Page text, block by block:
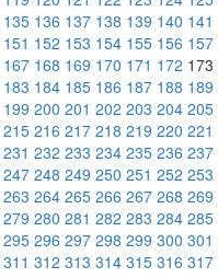
135 136 137 138 139 140 141
151 152 153 154 155 156 157
167 168 169 170 171 172 173
183 184 185 186 187 188 189
199 200 201 202 203 204 205
215 216 217 218 219 220 221
231 232 233 234 235 236 237
247 248 249 250 251 252 253
263 264 265 266 267 268 269
279 280 281 282 283 284 285
295 296 297 298 299 300 301
311 312 313 314 315 316 317